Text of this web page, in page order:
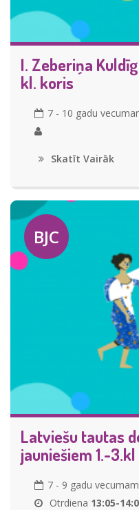
I. Zeberiņa
kl. koris
7 - 10 gadu
Skatīt Vairāk
BJC
Latviešu tautas
jauniešiem 1.-3.kl
7 - 9 gadu vecumam
Otrdiena 13:05-